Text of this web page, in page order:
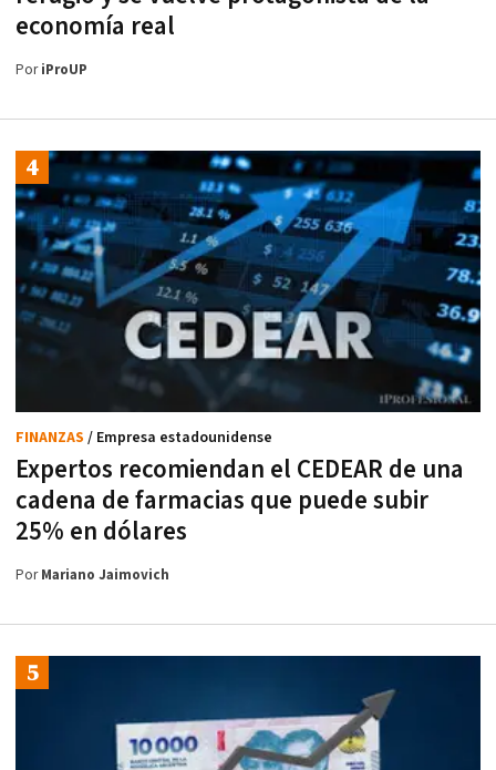
economía real
PoriProUP
Expertos recomiendan el CEDEAR de una
cadena de farmacias que puede subir
25% en dólares
FINANZAS / Empresa estadounidense
PorMariano Jaimovich